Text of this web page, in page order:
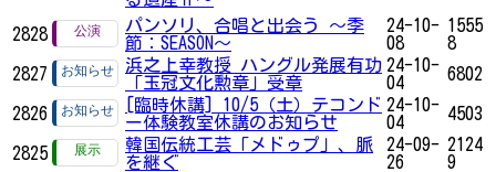
2828
パンソリ、合唱と出会う ～季
節：SEASON～
24-10-
08
1555
8
2827
浜之上幸教授 ハングル発展有功
「玉冠文化勲章」受章
24-10-
04
6802
2826
[臨時休講] 10/5（土）テコンド
ー体験教室休講のお知らせ
24-10-
04
4503
2825
韓国伝統工芸「メドゥプ」、脈
を継ぐ
24-09-
26
2124
9